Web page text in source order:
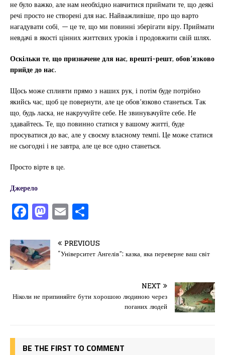
не було важко, але нам необхідно навчитися приймати те, що деякі
речі просто не створені для нас. Найважливіше, про що варто
нагадувати собі, —це те, що ми повинні зберігати віру. Приймати
невдачі в якості цінних життєвих уроків і продовжити свій шлях.
Оскільки те, що призначене для нас, врешті-решт, обов’язково
прийде до нас.
Щось може спливти прямо з наших рук, і потім буде потрібно
якийсь час, щоб це повернути, але це обов’язково станеться. Так
що, будь ласка, не накручуйте себе. Не звинувачуйте себе. Не
здавайтесь. Те, що повинно статися у вашому житті, буде
просуватися до вас, але у своєму власному темпі. Це може статися
не сьогодні і не завтра, але це все одно станеться.
Просто вірте в це.
Джерело
F
a
c
e
b
o
o
M
a
st
o
d
o
n
E
m
ai
l
іл
и
ис
я
PREVIOUS
“Університет Ангелів”: казка, яка переверне ваш світ
NEXT
Ніколи не припиняйте бути хорошою людиною через
поганих людей
BE THE FIRST TO COMMENT